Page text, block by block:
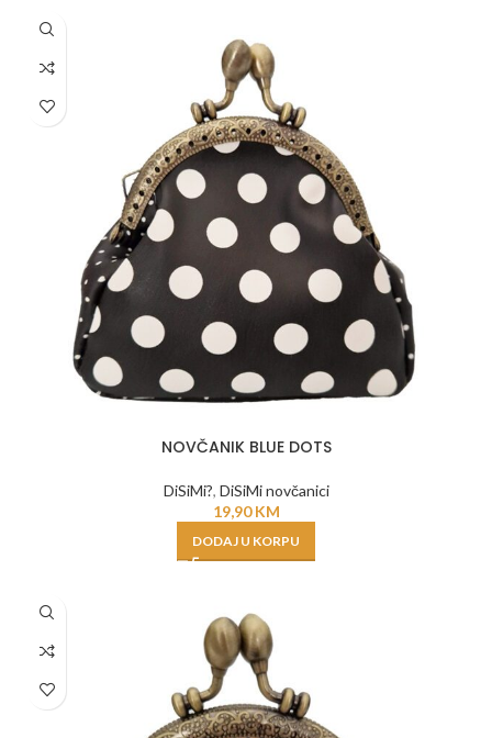
NOVČANIK BLUE DOTS
DiSiMi?, DiSiMi novčanici
19,90KM
DODAJ U KORPU